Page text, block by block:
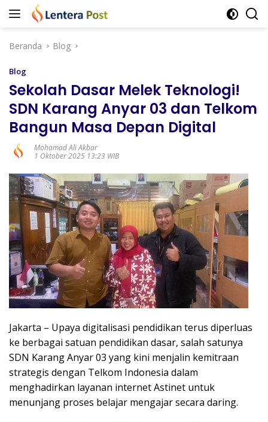
Langsung
Beranda
Blog
Blog
Sekolah Dasar Melek Teknologi!
SDN Karang Anyar 03 dan Telkom
Bangun Masa Depan Digital
Mohamad Ali Akbar
1 Oktober 2025 13:23 WIB
Jakarta – Upaya digitalisasi pendidikan terus diperluas
ke berbagai satuan pendidikan dasar, salah satunya
SDN Karang Anyar 03 yang kini menjalin kemitraan
strategis dengan Telkom Indonesia dalam
menghadirkan layanan internet Astinet untuk
menunjang proses belajar mengajar secara daring.